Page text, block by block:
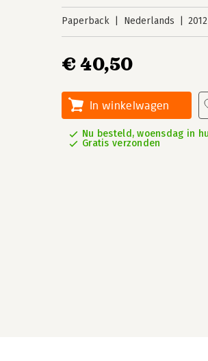
Paperback Nederlands 2012
€ 40,50
In winkelwagen
Nu besteld, woensdag in
Gratis verzonden